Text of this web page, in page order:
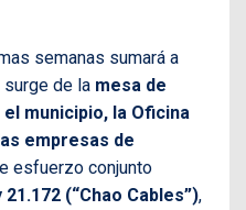
semanas sumará a
surge de la mesa de
municipio, la Oficina
empresas de
esfuerzo conjunto
21.172 (“Chao Cables”),